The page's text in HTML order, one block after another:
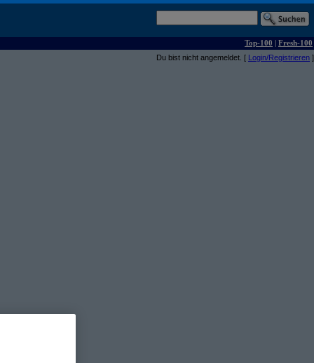
Top-100 | Fresh-100
Du bist nicht angemeldet. [ Login/Registrieren ]